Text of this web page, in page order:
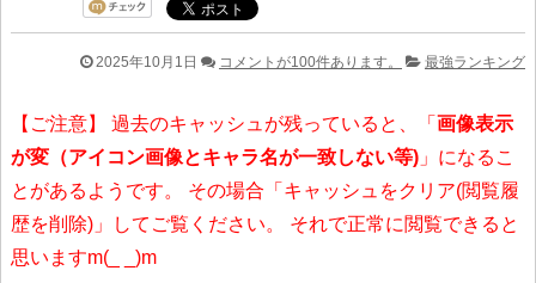
2025年10月1日 コメントが100件あります。 最強ランキング
【ご注意】 過去のキャッシュが残っていると、「 画像表示
が変（アイコン画像とキャラ名が一致しない等) 」になるこ
とがあるようです。 その場合「キャッシュをクリア(閲覧履
歴を削除)」してご覧ください。 それで正常に閲覧できると
思いますm(_ _)m